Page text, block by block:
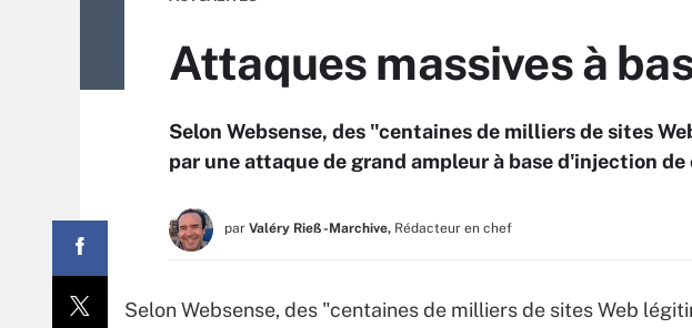
Attaques massives à
Selon Websense, des "centaines de milliers de sites
par une attaque de grand ampleur à base d'injection de
par Valéry Rieß-Marchive, Rédacteur en chef
Selon Websense, des "centaines de milliers de sites Web